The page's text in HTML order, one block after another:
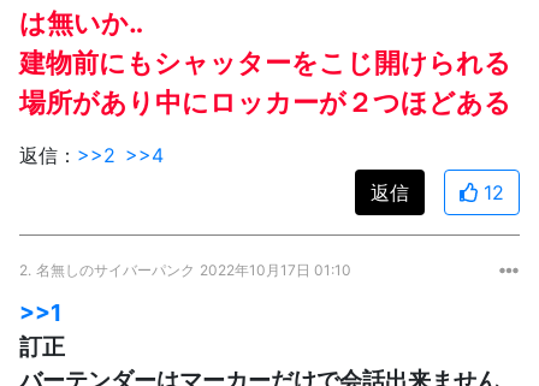
は無いか‥
建物前にもシャッターをこじ開けられる
場所があり中にロッカーが２つほどある
返信： >>2 >>4
返信
12
2. 名無しのサイバーパンク 2022年10月17日 01:10
>>1
訂正
バーテンダーはマーカーだけで会話出来ません